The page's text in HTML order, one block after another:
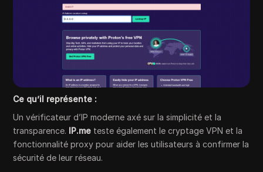
Ce qu’il représente :
Un vérificateur d’IP moderne axé sur la simplicité et la
transparence. IP.me teste également le cryptage VPN et la
fonctionnalité proxy pour aider les utilisateurs à confirmer la
sécurité de leur réseau.